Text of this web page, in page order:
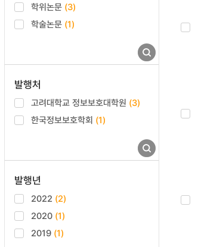
학위논문 (3)
학술논문 (1)
발행처
고려대학교 정보보호대학원 (3)
한국정보보호학회 (1)
발행년
2022 (2)
2020 (1)
2019 (1)